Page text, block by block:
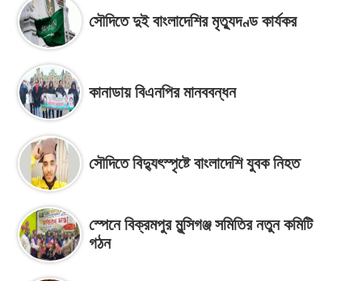
সৌদিতে দুই বাংলাদেশির মৃত্যুদণ্ড কার্যকর
কানাডায় বিএনপির মানববন্ধন
সৌদিতে বিদ্যুৎস্পৃষ্টে বাংলাদেশি যুবক নিহত
স্পেনে বিক্রমপুর মুন্সিগঞ্জ সমিতির নতুন কমিটি
গঠন